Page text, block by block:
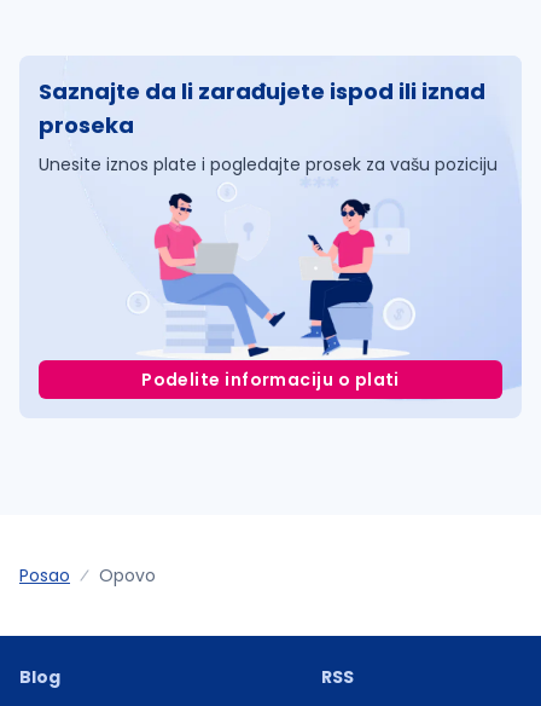
Saznajte da li zarađujete ispod ili iznad
proseka
Unesite iznos plate i pogledajte prosek za vašu poziciju
Podelite informaciju o plati
Posao Opovo
Blog
RSS